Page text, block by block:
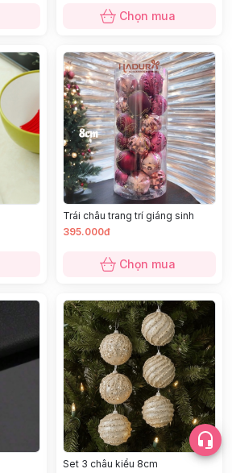
Chọn mua
Trái châu trang trí giáng sinh
395.000đ
Chọn mua
Set 3 châu kiểu 8cm